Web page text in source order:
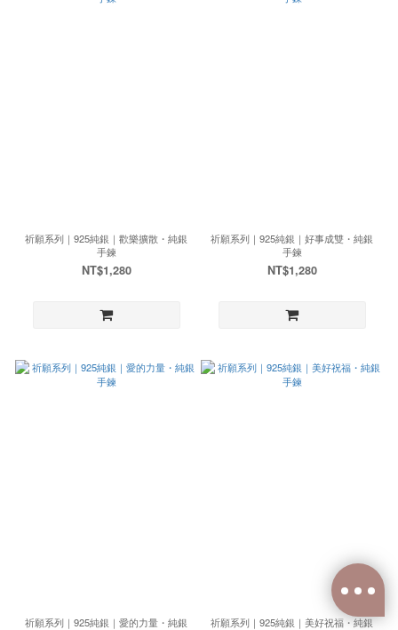
祈願系列｜925純銀｜歡樂擴散・純銀
手鍊
NT$1,280
祈願系列｜925純銀｜好事成雙・純銀
手鍊
NT$1,280
祈願系列｜925純銀｜愛的力量・純銀
祈願系列｜925純銀｜美好祝福・純銀